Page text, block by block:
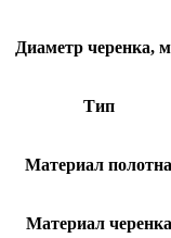
Диаметр черенка,
Тип
Материал полотна
Материал черенка